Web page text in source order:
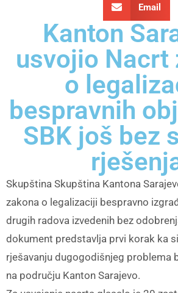
Email
Kanton
usvojio Nacrt
o
bespravnih
SBK još bez
Skupština Skupština Kantona
zakona o legalizaciji bespravno
drugih radova izvedenih bez
dokument predstavlja prvi korak ka
rješavanju dugogodišnjeg problema
na području Kanton Sarajevo.